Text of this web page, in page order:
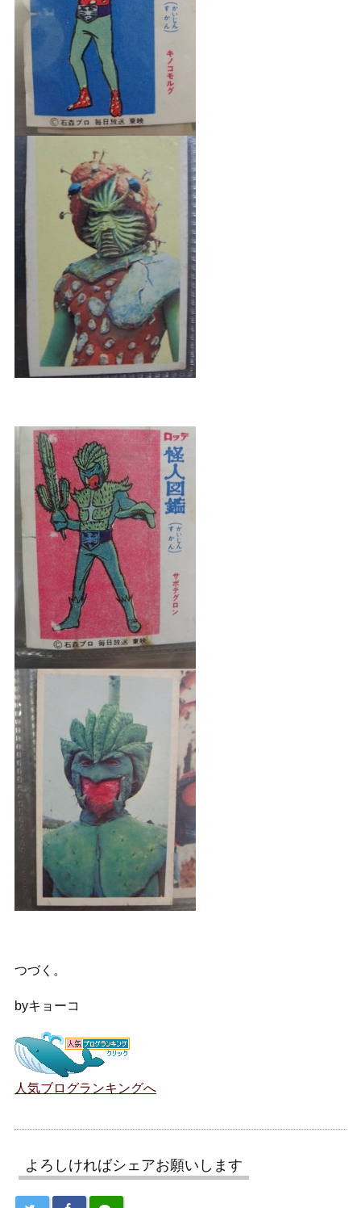
つづく。
byキョーコ
人気ブログランキングへ
よろしければシェアお願いします